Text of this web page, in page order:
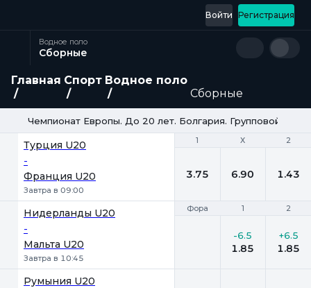
Регистрация
Войти
Водное поло
Сборные
Главная Спорт Водное поло
Сборные
Чемпионат Европы. До 20 лет. Болгария. Групповой этап
1 Х 2
Турция U20
-
Франция U20
Завтра в 09:00
1 Х 2
3.75 6.90 1.43
Фора 1 2
Нидерланды U20
-
Мальта U20
Завтра в 10:45
Фора 1 2
-6.5
1.85
+6.5
1.85
Румыния U20